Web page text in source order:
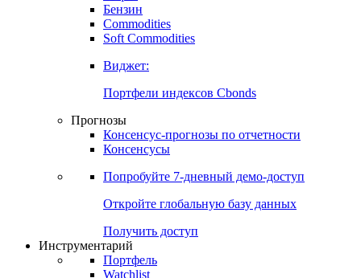
Commodities
Золото
Бензин
Soft Commodities
Виджет:
Портфели индексов Cbonds
Прогнозы
Консенсусы
Попробуйте7-дневный
Откройте глобальную базу данных